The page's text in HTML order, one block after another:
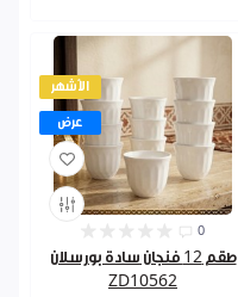
الأشهر
عرض
0
طقم 12 فنجان سادة بورسلان
ZD10562